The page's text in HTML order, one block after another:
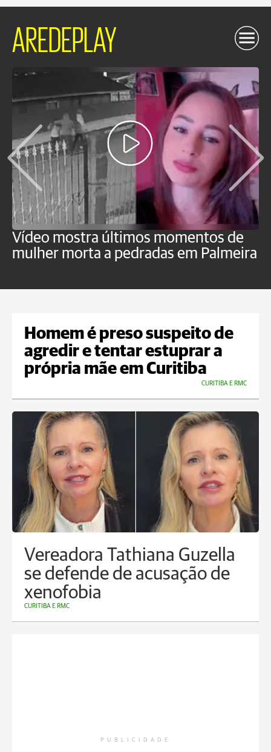
AREDEPLAY
Vídeo mostra últimos momentos de
mulher morta a pedradas em Palmeira
Homem é preso suspeito de
agredir e tentar estuprar a
própria mãe em Curitiba
CURITIBA E RMC
Vereadora Tathiana Guzella
se defende de acusação de
xenofobia
CURITIBA E RMC
PUBLICIDADE